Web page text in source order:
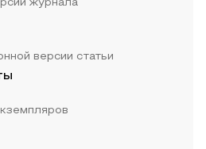
журнала
версии статьи